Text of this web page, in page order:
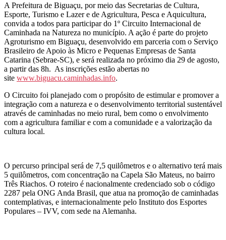
A Prefeitura de Biguaçu, por meio das Secretarias de Cultura,
Esporte, Turismo e Lazer e de Agricultura, Pesca e Aquicultura,
convida a todos para participar do 1º Circuito Internacional de
Caminhada na Natureza no município. A ação é parte do projeto
Agroturismo em Biguaçu, desenvolvido em parceria com o Serviço
Brasileiro de Apoio às Micro e Pequenas Empresas de Santa
Catarina (Sebrae-SC), e será realizada no próximo dia 29 de agosto,
a partir das 8h. As inscrições estão abertas no
site www.biguacu.caminhadas.info.
O Circuito foi planejado com o propósito de estimular e promover a
integração com a natureza e o desenvolvimento territorial sustentável
através de caminhadas no meio rural, bem como o envolvimento
com a agricultura familiar e com a comunidade e a valorização da
cultura local.
O percurso principal será de 7,5 quilômetros e o alternativo terá mais
5 quilômetros, com concentração na Capela São Mateus, no bairro
Três Riachos. O roteiro é nacionalmente credenciado sob o código
2287 pela ONG Anda Brasil, que atua na promoção de caminhadas
contemplativas, e internacionalmente pelo Instituto dos Esportes
Populares – IVV, com sede na Alemanha.